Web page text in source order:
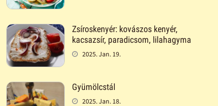
Zsíroskenyér: kovászos kenyér,
kacsazsír, paradicsom, lilahagyma
2025. Jan. 19.
Gyümölcstál
2025. Jan. 18.